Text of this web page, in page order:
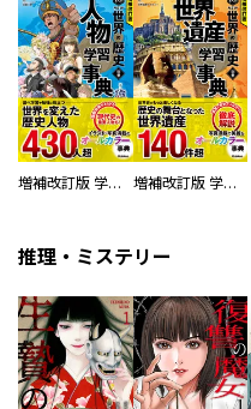
増補改訂版 学研まんが NEW世界の歴史 別巻 人物学習事典 増補改訂版 学研まんが NEW世界の歴史 別巻 世界遺産学習事典
推理・ミステリー